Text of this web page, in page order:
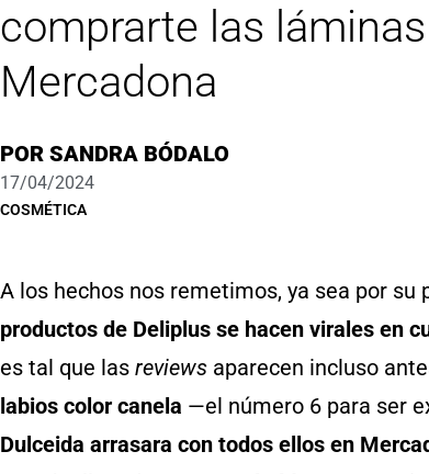
comprarte las
Mercadona
POR SANDRA BÓDALO
17/04/2024
COSMÉTICA
A los hechos nos remetimos, ya sea por su
productos de Deliplus se hacen virales en
es tal que las reviews aparecen incluso
labios color canela —el número 6 para ser
Dulceida arrasara con todos ellos en